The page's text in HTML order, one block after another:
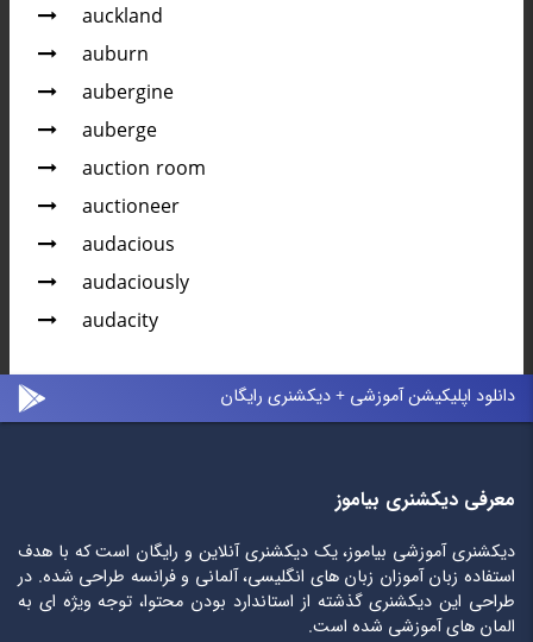
auckland
auburn
aubergine
auberge
auction room
auctioneer
audacious
audaciously
audacity
دانلود اپلیکیشن آموزشی + دیکشنری رایگان
معرفی دیکشنری بیاموز
دیکشنری آموزشی بیاموز، یک دیکشنری آنلاین و رایگان است که با هدف
استفاده زبان آموزان زبان های انگلیسی، آلمانی و فرانسه طراحی شده. در
طراحی این دیکشنری گذشته از استاندارد بودن محتوا، توجه ویژه ای به
المان های آموزشی شده است.